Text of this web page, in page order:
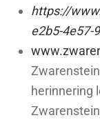
https://
e2b5-4e57-
herinnering